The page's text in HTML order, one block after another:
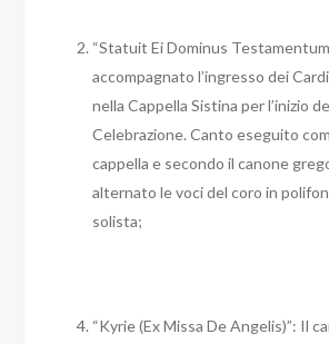
“Statuit Ei Dominus Testamentum
accompagnato l’ingresso dei
nella Cappella Sistina per l’inizio
Celebrazione. Canto eseguito
cappella e secondo il canone
alternato le voci del coro in
solista;
“Kyrie (Ex Missa De Angelis)”: Il